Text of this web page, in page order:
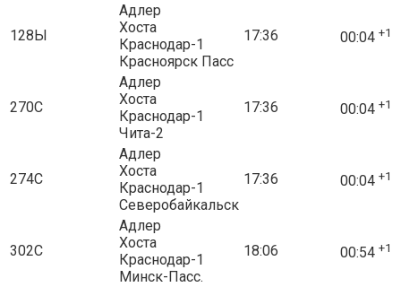
128Ы
Адлер
Хоста
Краснодар-1
Красноярск Пасс
17:36 00:04 +1
270С
Адлер
Хоста
Краснодар-1
Чита-2
17:36 00:04 +1
274С
Адлер
Хоста
Краснодар-1
Северобайкальск
17:36 00:04 +1
302С
Адлер
Хоста
Краснодар-1
Минск-Пасс.
18:06 00:54 +1